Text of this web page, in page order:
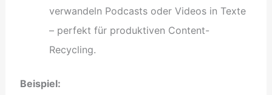
verwandeln Podcasts oder Videos in Texte
– perfekt für produktiven Content-
Recycling.
Beispiel: